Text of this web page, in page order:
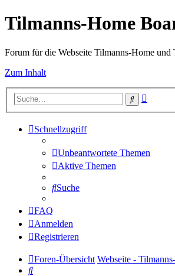
Tilmanns-Home
Forum für die Webseite Tilmanns-Home
Zum Inhalt
Suche
Schnellzugriff
Unbeantwortete Themen
Aktive Themen
Suche
FAQ
Anmelden
Registrieren
Foren-Übersicht Webseite -
Suche